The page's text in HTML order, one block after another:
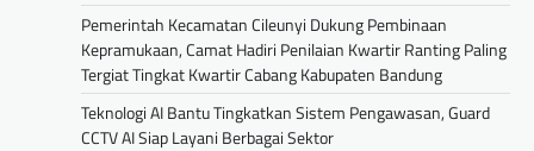
Pemerintah Kecamatan Cileunyi Dukung Pembinaan
Kepramukaan, Camat Hadiri Penilaian Kwartir Ranting Paling
Tergiat Tingkat Kwartir Cabang Kabupaten Bandung
Teknologi AI Bantu Tingkatkan Sistem Pengawasan, Guard
CCTV AI Siap Layani Berbagai Sektor